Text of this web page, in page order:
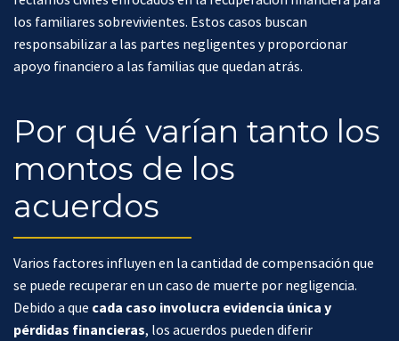
los familiares sobrevivientes. Estos casos buscan
responsabilizar a las partes negligentes y proporcionar
apoyo financiero a las familias que quedan atrás.
Por qué varían tanto los
montos de los
acuerdos
Varios factores influyen en la cantidad de compensación que
se puede recuperar en un caso de muerte por negligencia.
Debido a que cada caso involucra evidencia única y
pérdidas financieras, los acuerdos pueden diferir